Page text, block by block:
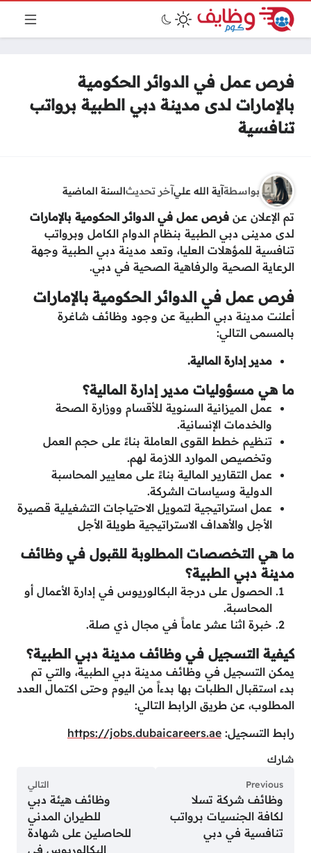
فرص عمل في الدوائر الحكومية
بالإمارات لدى مدينة دبي الطبية برواتب
تنافسية
بواسطةآية الله عليآخر تحديثالسنة الماضية
تم الإعلان عن فرص عمل في الدوائر الحكومية بالإمارات
لدى مدينى دبي الطبية بنظام الدوام الكامل وبرواتب
تنافسية للمؤهلات العليا، وتعد مدينة دبي الطبية وجهة
الرعاية الصحية والرفاهية الصحية في دبي.
فرص عمل في الدوائر الحكومية بالإمارات
أعلنت مدينة دبي الطبية عن وجود وظائف شاغرة
بالمسمى التالي:
مدير إدارة المالية.
ما هي مسؤوليات مدير إدارة المالية؟
عمل الميزانية السنوية للأقسام ووزارة الصحة
والخدمات الإنسانية.
تنظيم خطط القوى العاملة بناءً على حجم العمل
وتخصيص الموارد اللازمة لهم.
عمل التقارير المالية بناءً على معايير المحاسبة
الدولية وسياسات الشركة.
عمل استراتيجية لتمويل الاحتياجات التشغيلية قصيرة
الأجل والأهداف الاستراتيجية طويلة الأجل
ما هي التخصصات المطلوبة للقبول في وظائف
مدينة دبي الطبية؟
الحصول على درجة البكالوريوس في إدارة الأعمال أو
المحاسبة.
خبرة اثنا عشر عاماً في مجال ذي صلة.
كيفية التسجيل في وظائف مدينة دبي الطبية؟
يمكن التسجيل في وظائف مدينة دبي الطبية، والتي تم
بدء استقبال الطلبات بها بدءاً من اليوم وحتى اكتمال العدد
المطلوب، عن طريق الرابط التالي:
رابط التسجيل: https://jobs.dubaicareers.ae
شارك
Previous
وظائف شركة تسلا
لكافة الجنسيات برواتب
تنافسية في دبي
التالي
وظائف هيئة دبي
للطيران المدني
للحاصلين على شهادة
البكالوريوس في